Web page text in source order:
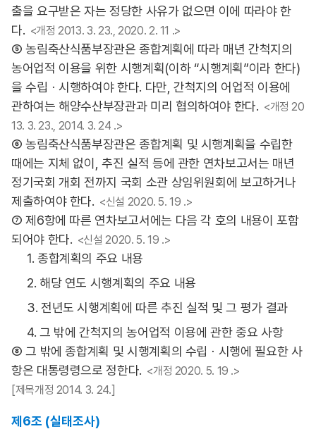
출을 요구받은 자는 정당한 사유가 없으면 이에 따라야 한
다. <개정 2013. 3. 23., 2020. 2. 11 .>
⑤ 농림축산식품부장관은 종합계획에 따라 매년 간척지의
농어업적 이용을 위한 시행계획(이하 “시행계획”이라 한다)
을 수립ㆍ시행하여야 한다. 다만, 간척지의 어업적 이용에
관하여는 해양수산부장관과 미리 협의하여야 한다. <개정 20
13. 3. 23., 2014. 3. 24 .>
⑥ 농림축산식품부장관은 종합계획 및 시행계획을 수립한
때에는 지체 없이, 추진 실적 등에 관한 연차보고서는 매년
정기국회 개회 전까지 국회 소관 상임위원회에 보고하거나
제출하여야 한다. <신설 2020. 5. 19 .>
⑦ 제6항에 따른 연차보고서에는 다음 각 호의 내용이 포함
되어야 한다. <신설 2020. 5. 19 .>
1. 종합계획의 주요 내용
2. 해당 연도 시행계획의 주요 내용
3. 전년도 시행계획에 따른 추진 실적 및 그 평가 결과
4. 그 밖에 간척지의 농어업적 이용에 관한 중요 사항
⑧ 그 밖에 종합계획 및 시행계획의 수립ㆍ시행에 필요한 사
항은 대통령령으로 정한다. <개정 2020. 5. 19 .>
[제목개정 2014. 3. 24.]
제6조 (실태조사)